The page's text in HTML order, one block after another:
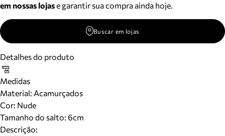
em nossas lojase garantir sua compra ainda hoje.
Buscar em lojas
Detalhes do produto
Medidas
Material: Acamurçados
Cor: Nude
Tamanho do salto: 6cm
Descrição: